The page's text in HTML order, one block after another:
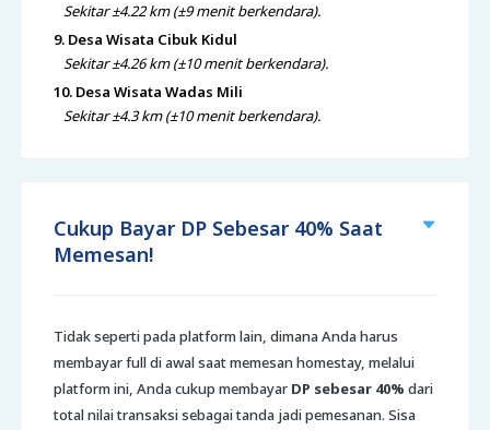
Sekitar ±4.22 km (±9 menit berkendara).
9. Desa Wisata Cibuk Kidul
Sekitar ±4.26 km (±10 menit berkendara).
10. Desa Wisata Wadas Mili
Sekitar ±4.3 km (±10 menit berkendara).
Cukup Bayar DP Sebesar 40% Saat
Memesan!
Tidak seperti pada platform lain, dimana Anda harus
membayar full di awal saat memesan homestay, melalui
platform ini, Anda cukup membayar DP sebesar 40% dari
total nilai transaksi sebagai tanda jadi pemesanan. Sisa